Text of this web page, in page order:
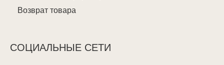
Возврат товара
СОЦИАЛЬНЫЕ СЕТИ